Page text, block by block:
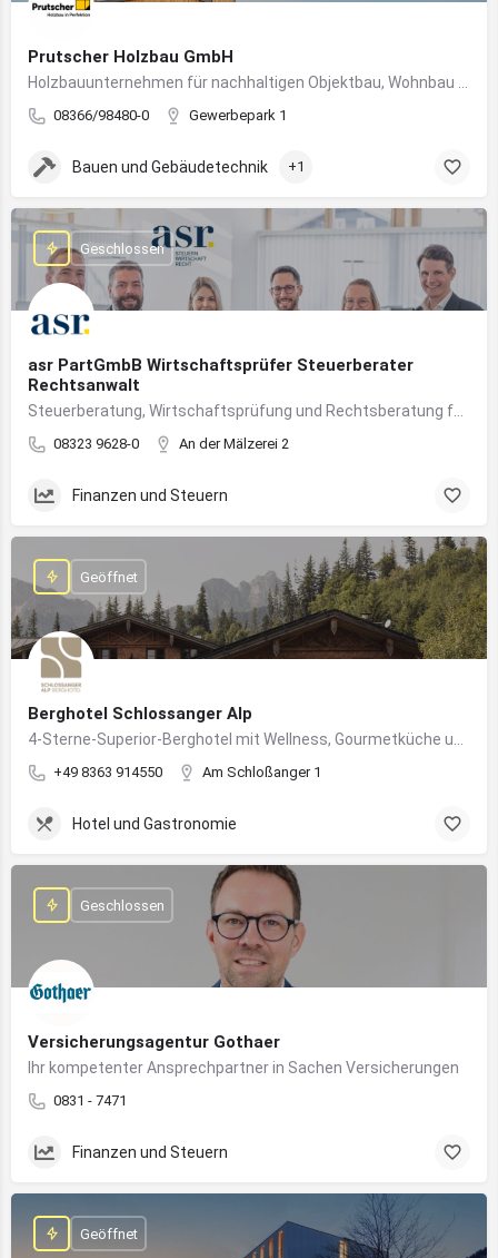
Prutscher Holzbau GmbH
08366/98480-0 Gewerbepark 1
Bauen und Gebäudetechnik +1
asr PartGmbB Wirtschaftsprüfer Steuerberater
Rechtsanwalt
08323 9628-0 An der Mälzerei 2
Geschlossen
Finanzen und Steuern
Berghotel Schlossanger Alp
+49 8363 914550 Am Schloßanger 1
Geöffnet
Hotel und Gastronomie
Versicherungsagentur Gothaer
Ihr kompetenter Ansprechpartner in Sachen Versicherungen
0831 - 7471
Geschlossen
Finanzen und Steuern
Geöffnet